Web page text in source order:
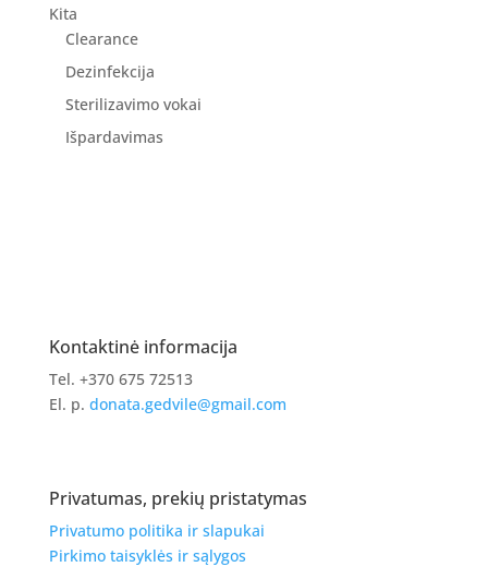
Kita
Clearance
Dezinfekcija
Sterilizavimo vokai
Išpardavimas
Kontaktinė informacija
Tel. +370 675 72513
El. p. donata.gedvile@gmail.com
Privatumas, prekių pristatymas
Privatumo politika ir slapukai
Pirkimo taisyklės ir sąlygos